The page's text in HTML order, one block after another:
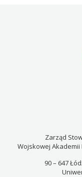
Zarząd
Wojskowej Akademii
90 – 647